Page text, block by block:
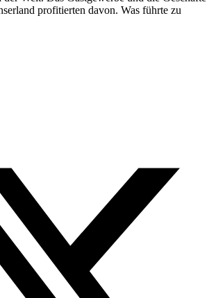
profitierten davon. Was führte zu